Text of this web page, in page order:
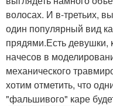
волосах. И в-третьих,
один популярный вид
прядями.Есть
начесов в
механического
хотим отметить, что
"фальшивого" каре